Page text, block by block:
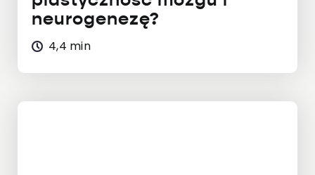
neurogenezę?
4,4 min